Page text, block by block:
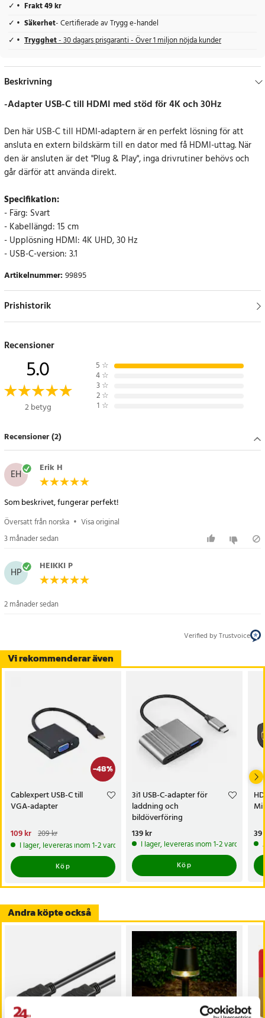
Frakt 49 kr
Säkerhet- Certifierade av Trygg e-handel
Trygghet- 30 dagars prisgaranti - Över 1 miljon nöjda kunder
Beskrivning
-Adapter USB-C till HDMI med stöd för 4K och 30Hz
Den här USB-C till HDMI-adaptern är en perfekt lösning för att
ansluta en extern bildskärm till en dator med få HDMI-uttag. När
den är ansluten är det "Plug & Play", inga drivrutiner behövs och
går därför att använda direkt.
Specifikation:
- Färg: Svart
- Kabellängd: 15 cm
- Upplösning HDMI: 4K UHD, 30 Hz
- USB-C-version: 3.1
Artikelnummer:99895
Prishistorik
Vi rekommenderar även
-48%
Cablexpert USB-C till
VGA-adapter
Nuvarande pris
109 krTidigare pris:209 kr
109 kr 209 kr
I lager, levereras inom 1-2 vardagar
Köp
3i1 USB-C-adapter för
laddning och
bildöverföring
Pris:139 kr
139 kr
I lager, levereras inom 1-2 vardagar
Köp
39
Recensioner
5.0
2 betyg
5 ☆
4 ☆
3 ☆
2 ☆
1 ☆
Recensioner (2)
EH Erik H
Som beskrivet, fungerar perfekt!
Översatt från norska • Visa original
3 månader sedan
HP HEIKKI P
2 månader sedan
Verified by Trustvoice
Andra köpte också